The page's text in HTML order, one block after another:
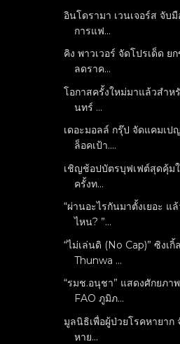
อินโดรามา เวนเจอร์ส จับ
การแฟ...
คิง พาวเวอร์ จัดโปรเด็ด
ลดราค...
โอกาสครั้งใหม่มาแล้วสำ
นทร์ ...
เดอะมอลล์ กรุ๊ป จัดแคมเป
ล็อคเป้า....
เชิญช้อปบัตรบุฟเฟต์สุดคุ้ม
ครั้งท...
“ผ่านอะไรกันมาตั้งเยอะ แ
ไหน? ”...
“ไม่เล่นดิ (No Cap)” ซิงเ
Thunwa ...
“รมช.อนุชา” แสดงศักยภา
FAO ภูมิภ...
มูลนิธิเพื่อผู้ป่วยโรคหายาก
หาย...